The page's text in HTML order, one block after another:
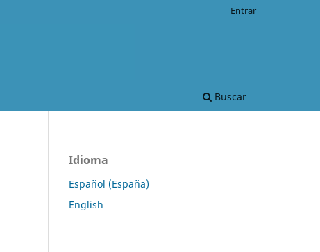
Buscar
Entrar
Idioma
Español (España)
English